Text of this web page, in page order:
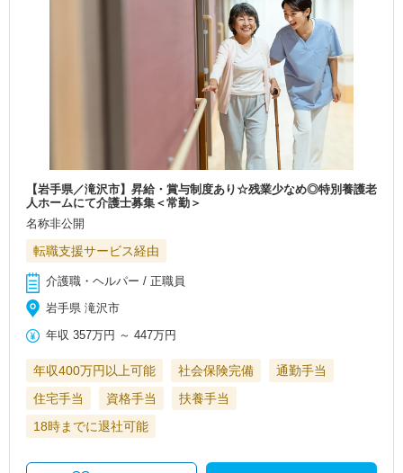
【岩手県／滝沢市】昇給・賞与制度あり☆残業少なめ◎特別養護老
人ホームにて介護士募集＜常勤＞
名称非公開
転職支援サービス経由
介護職・ヘルパー / 正職員
岩手県 滝沢市
年収 357万円 ～447万円
年収400万円以上可能 社会保険完備
通勤手当
住宅手当
資格手当
扶養手当
18時までに退社可能